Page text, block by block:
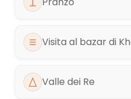
Visita al bazar di
Valle dei Re